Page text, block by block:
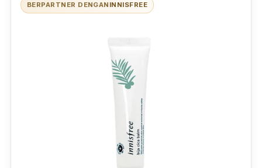
BERPARTNER DENGAN INNISFREE